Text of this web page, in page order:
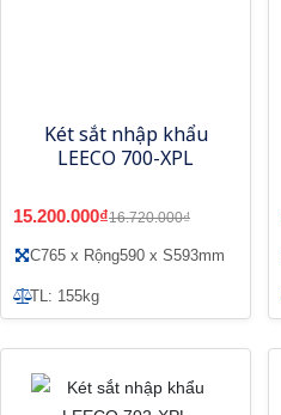
Két sắt nhập khẩu
LEECO 700-XPL
15.200.000₫16.720.000₫
C765 x Rộng590 x S593mm
TL: 155kg